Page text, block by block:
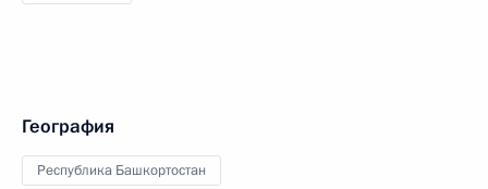
География
Республика Башкортостан